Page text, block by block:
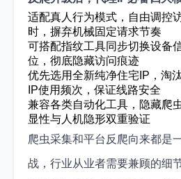
适配真人行为模式，自由调控
时，摒弃机械固定请求节奏
可搭配指纹工具同步切换设备
位，彻底隐藏访问痕迹
优先选用全新纯净住宅IP，淘
IP使用频次，保证线路安全
兼容各类自动化工具，隐藏爬
显性与人机隐形双重验证
爬虫采集和平台反爬向来都是
战，行业从业者需要兼顾的细